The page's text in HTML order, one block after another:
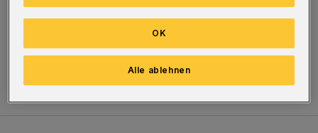
Sommer in der Elberfelder City
Alle ablehnen
OK